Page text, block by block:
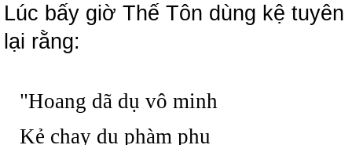
Lúc bấy giờ Thế Tôn dùng kệ tuyên
lại rằng:
"Hoang dã dụ vô minh
Kẻ chạy dụ phàm phu